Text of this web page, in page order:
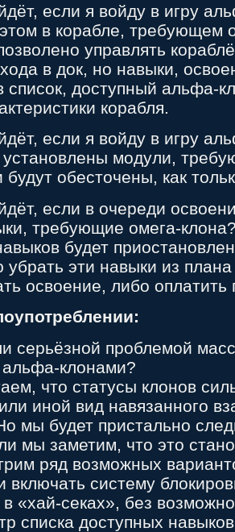
если я войду в игру
в корабле, требующем
управлять
в док, но навыки,
доступный альфа-
корабля.
если я войду в игру
модули,
обесточены, как
если в очереди
требующие омега-
будет
убрать эти навыки из
освоение, либо оплатить
серьёзной проблемой
клонами?
что статусы клонов
иной вид навязанного
мы будет пристально
мы заметим, что это
ряд возможных
включать систему
«хай-секах», без
списка доступных